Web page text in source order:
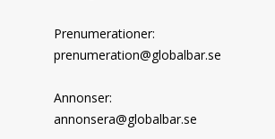
Prenumerationer:
prenumeration@globalbar.se
Annonser:
annonsera@globalbar.se